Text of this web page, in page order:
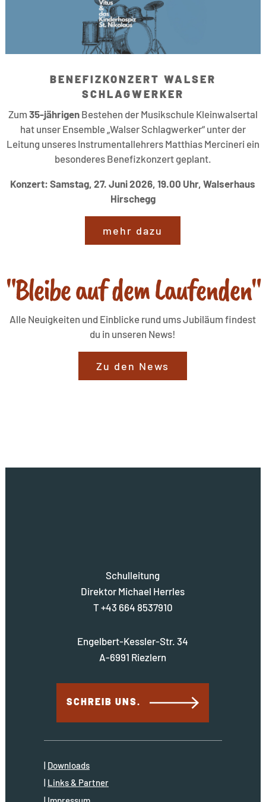
BENEFIZKONZERT WALSER
SCHLAGWERKER
Zum 35-jährigenBestehen der Musikschule Kleinwalsertal
hat unser Ensemble „Walser Schlagwerker“ unter der
Leitung unseres Instrumentallehrers Matthias Mercineri ein
besonderes Benefizkonzert geplant.
Konzert: Samstag, 27. Juni 2026, 19.00 Uhr, Walserhaus
Hirschegg
mehr dazu
"Bleibe auf dem Laufenden"
Alle Neuigkeiten und Einblicke rund ums Jubiläum findest
du in unseren News!
Zu den News
Schulleitung
Direktor Michael Herrles
T +43 664 8537910
Engelbert-Kessler-Str. 34
A-6991 Riezlern
SCHREIB UNS.
Downloads
Links & Partner